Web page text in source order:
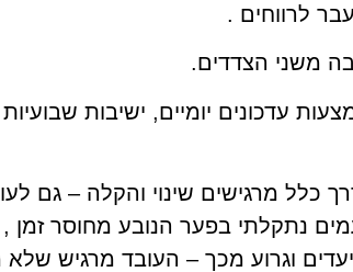
לרווחים .
משני הצדדים.
עדכונים יומיים, ישיבות
כלל מרגישים שינוי והקלה – גם
נתקלתי בפער הנובע מחוסר זמן
וגרוע מכך – העובד מרגיש